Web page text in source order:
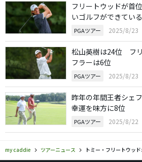
フリートウッドが首
いゴルフができている
PGAツアー 2025/8/23
松山英樹は24位 フ
フラーは6位
PGAツアー 2025/8/23
昨年の年間王者シェ
幸運を味方に8位
PGAツアー 2025/8/22
my caddie ツアーニュース トミー・フリートウッドが悲願